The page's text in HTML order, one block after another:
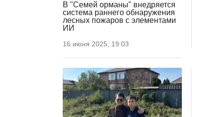
В "Семей орманы" внедряется
система раннего обнаружения
лесных пожаров с элементами
ИИ
16 июня 2025, 19:03